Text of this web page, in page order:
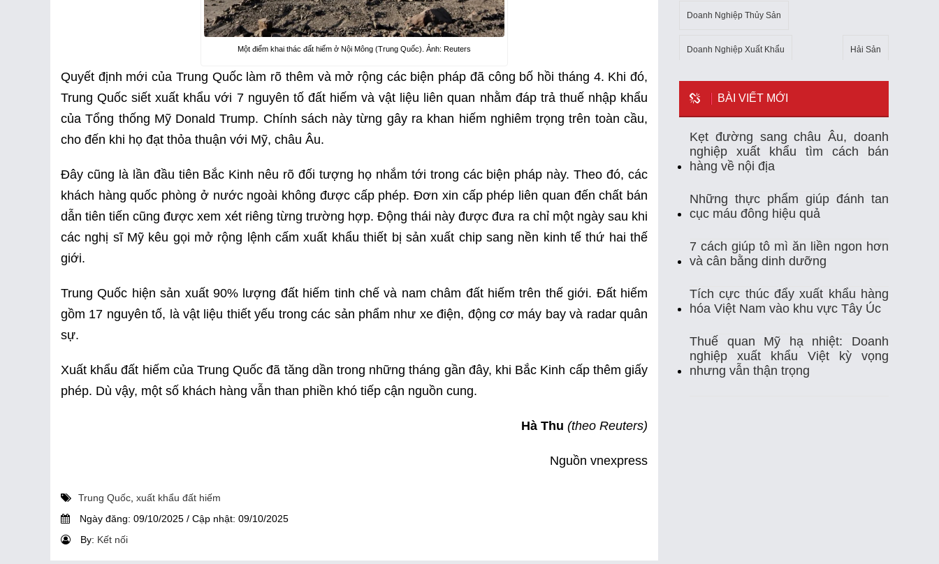
Một điểm khai thác đất hiếm ở Nội Mông (Trung Quốc). Ảnh: Reuters
Quyết định mới của Trung Quốc làm rõ thêm và mở rộng các biện pháp đã công bố hồi tháng 4. Khi đó,
Trung Quốc siết xuất khẩu với 7 nguyên tố đất hiếm và vật liệu liên quan nhằm đáp trả thuế nhập khẩu
của Tổng thống Mỹ Donald Trump. Chính sách này từng gây ra khan hiếm nghiêm trọng trên toàn cầu,
cho đến khi họ đạt thỏa thuận với Mỹ, châu Âu.
Đây cũng là lần đầu tiên Bắc Kinh nêu rõ đối tượng họ nhắm tới trong các biện pháp này. Theo đó, các
khách hàng quốc phòng ở nước ngoài không được cấp phép. Đơn xin cấp phép liên quan đến chất bán
dẫn tiên tiến cũng được xem xét riêng từng trường hợp. Động thái này được đưa ra chỉ một ngày sau khi
các nghị sĩ Mỹ kêu gọi mở rộng lệnh cấm xuất khẩu thiết bị sản xuất chip sang nền kinh tế thứ hai thế
giới.
Trung Quốc hiện sản xuất 90% lượng đất hiếm tinh chế và nam châm đất hiếm trên thế giới. Đất hiếm
gồm 17 nguyên tố, là vật liệu thiết yếu trong các sản phẩm như xe điện, động cơ máy bay và radar quân
sự.
Xuất khẩu đất hiếm của Trung Quốc đã tăng dần trong những tháng gần đây, khi Bắc Kinh cấp thêm giấy
phép. Dù vậy, một số khách hàng vẫn than phiền khó tiếp cận nguồn cung.
Hà Thu (theo Reuters)
Nguồn vnexpress
Trung Quốc xuất khẩu đất hiếm
Ngày đăng: 09/10/2025 / Cập nhật: 09/10/2025
By: Kết nối
Doanh Nghiệp Thủy Sản
Doanh Nghiệp Xuất Khẩu Hải Sản
Kho Lạnh Kim Ngạch Xuất Khẩu Mẹo
Mỹ Ngành Thủy Sản Nhiệt Kế Tự Ghi
Nhập Khẩu Nuôi Trồng Thủy Sản
Tempmate-M1 Theo Dõi Nhiệt Độ
Thị Trường Xuất Khẩu Thủy Sản
Thủy Sản Việt Nam Thủy Sản Xuất Khẩu
Tự Ghi Nhiệt Độ Vasep Việt Nam
BÀI VIẾT MỚI
Kẹt đường sang châu Âu, doanh
nghiệp xuất khẩu tìm cách bán
hàng về nội địa
Những thực phẩm giúp đánh tan
cục máu đông hiệu quả
7 cách giúp tô mì ăn liền ngon hơn
và cân bằng dinh dưỡng
Tích cực thúc đẩy xuất khẩu hàng
hóa Việt Nam vào khu vực Tây Úc
Thuế quan Mỹ hạ nhiệt: Doanh
nghiệp xuất khẩu Việt kỳ vọng
nhưng vẫn thận trọng